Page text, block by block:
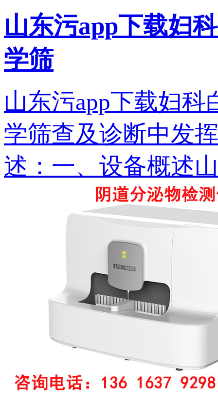
山东污app下载妇
学筛
山东污app下载妇
学筛查及诊断中发挥
述：一、设备